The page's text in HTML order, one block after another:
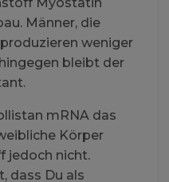
Männer, die
weniger
bleibt der
mRNA das
Körper
jedoch nicht.
dass Du als